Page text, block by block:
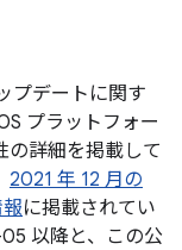
プデートに関す
プラットフォー
の詳細を掲載して
2021 年 12 月の
に掲載されてい
以降と、この公